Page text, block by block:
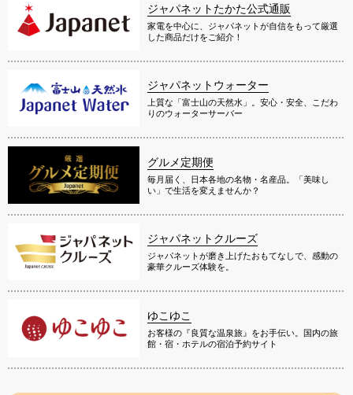
ジャパネットたかた公式通販
家電を中心に、ジャパネットが自信をもって厳選
した商品だけをご紹介！
ジャパネットウォーター
上質な「富士山の天然水」。安心・安全、こだわ
りのウォーターサーバー
グルメ定期便
毎月届く、日本各地の名物・名産品。「美味し
い」で生活を変えませんか？
ジャパネットクルーズ
ジャパネットが磨き上げたおもてなしで、感動の
豪華クルーズ体験を。
ゆこゆこ
お客様の『良質な温泉旅』をお手伝い。国内の旅
館・宿・ホテルの宿泊予約サイト